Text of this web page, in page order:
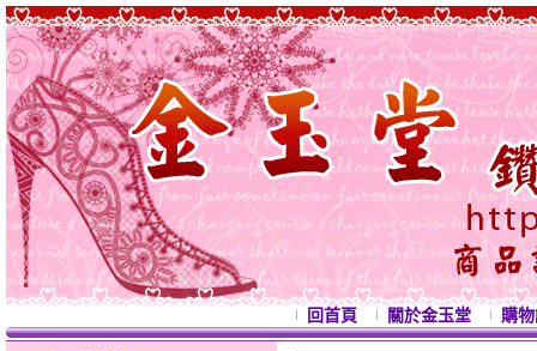
回首頁 關於金玉堂 購